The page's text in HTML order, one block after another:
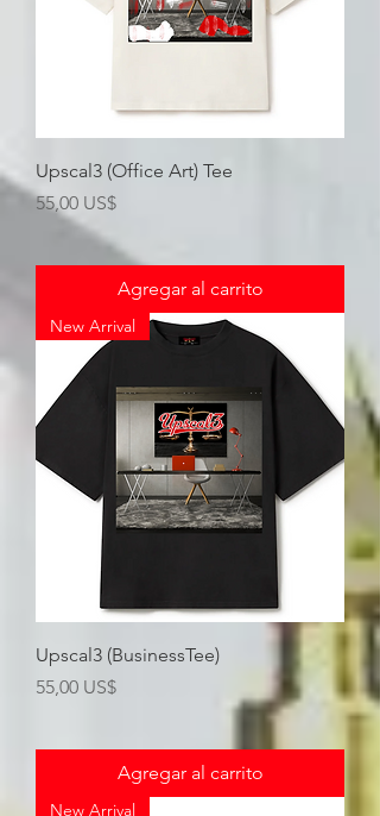
Upscal3 (Office Art) Tee
Precio
55,00 US$
Agregar al carrito
New Arrival
Upscal3 (BusinessTee)
Precio
55,00 US$
Agregar al carrito
New Arrival